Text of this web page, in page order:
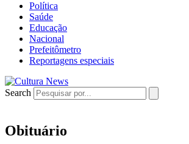
Política
Saúde
Educação
Nacional
Prefeitômetro
Reportagens especiais
Search
Obituário